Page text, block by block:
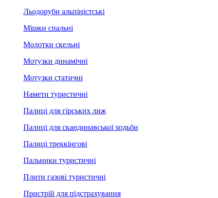
Льодоруби альпіністські
Мішки спальні
Молотки скельні
Мотузки динамічні
Мотузки статичні
Намети туристичні
Палиці для гірських лиж
Палиці для скандинавської ходьби
Палиці треккінгові
Пальники туристичні
Плити газові туристичні
Пристрій для підстрахування